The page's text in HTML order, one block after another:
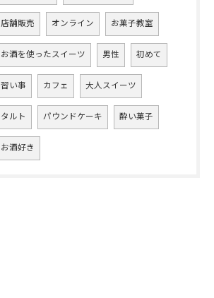
店舗販売 オンライン お菓子教室
お酒を使ったスイーツ 男性 初めて
習い事 カフェ 大人スイーツ
タルト パウンドケーキ 酔い菓子
お酒好き